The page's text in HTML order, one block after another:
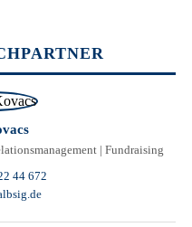
| Fundraising
44 672